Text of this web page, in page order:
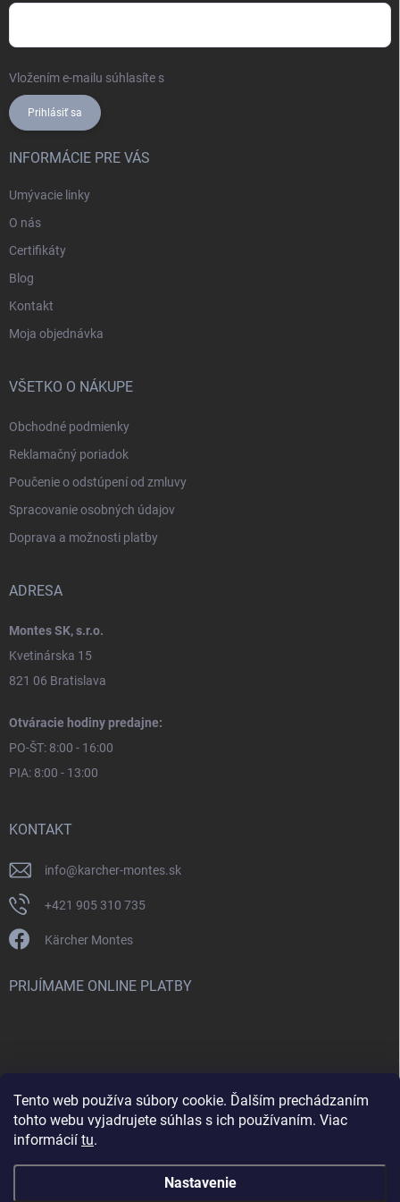
Tento web používa súbory cookie. Ďalším prechádzaním
tohto webu vyjadrujete súhlas s ich používaním. Viac
informácií tu.
Nastavenie
Vložením e-mailu súhlasíte s
Prihlásiť sa
INFORMÁCIE PRE VÁS
Umývacie linky
O nás
Certifikáty
Blog
Kontakt
Moja objednávka
VŠETKO O NÁKUPE
Obchodné podmienky
Reklamačný poriadok
Poučenie o odstúpení od zmluvy
Spracovanie osobných údajov
Doprava a možnosti platby
ADRESA
Montes SK, s.r.o.
Kvetinárska 15
821 06 Bratislava
Otváracie hodiny predajne:
PO-ŠT: 8:00 - 16:00
PIA: 8:00 - 13:00
KONTAKT
info@karcher-montes.sk
+421 905 310 735
Kärcher Montes
PRIJÍMAME ONLINE PLATBY
Nenašli ste čo ste hľadali? Máte záujem o inú značku? Skúste
navštíviť aj našu stránku Montclean.sk